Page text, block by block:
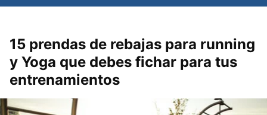
15 prendas de rebajas para running
y Yoga que debes fichar para tus
entrenamientos